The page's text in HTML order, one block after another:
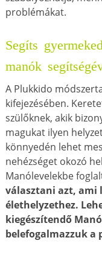
problémákat.
Segíts
manók
A Plukkido
kifejezésében.
szülőknek, akik
magukat ilyen
könnyedén lehet
nehézséget okozó
Manólevelekbe
választani azt,
élethelyzethez.
kiegészítendő
belefogalmazzuk a